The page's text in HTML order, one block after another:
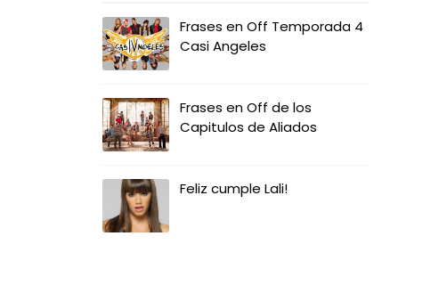
Frases en Off Temporada 4
Casi Angeles
Frases en Off de los
Capitulos de Aliados
Feliz cumple Lali!